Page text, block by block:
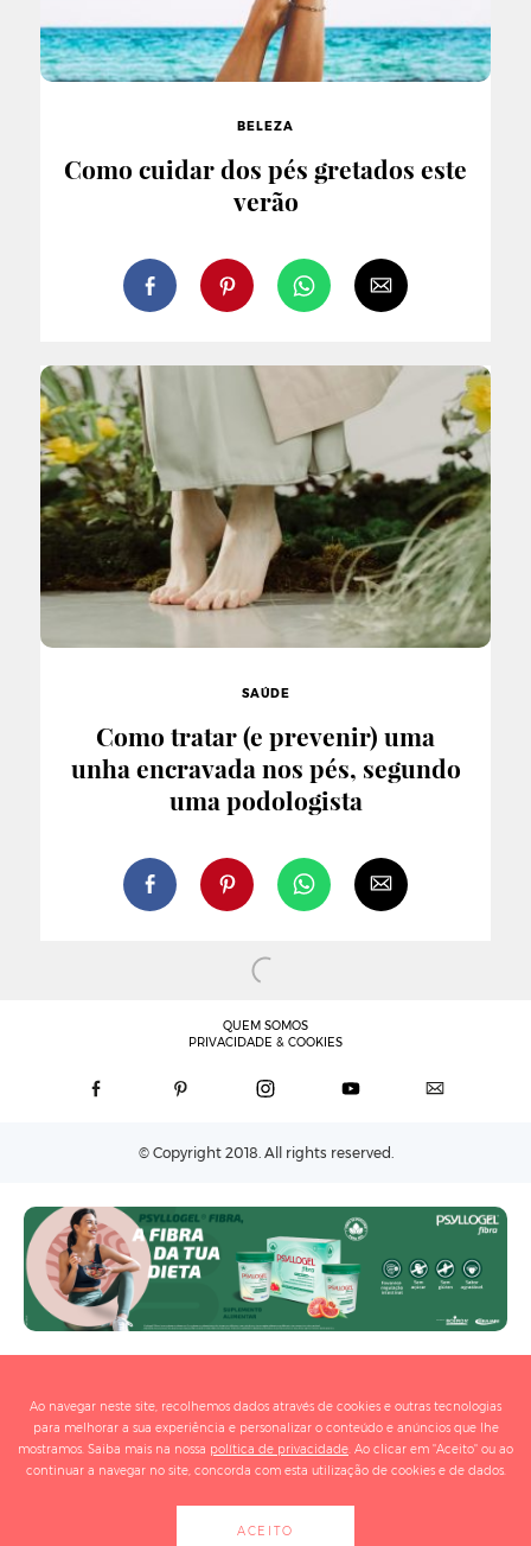
BELEZA
Como cuidar dos pés gretados este
verão
SAÚDE
Como tratar (e prevenir) uma
unha encravada nos pés, segundo
uma podologista
QUEM SOMOS
PRIVACIDADE & COOKIES
© Copyright 2018. All rights reserved.
Ao navegar neste site, recolhemos dados através de cookies e outras tecnologias
para melhorar a sua experiência e personalizar o conteúdo e anúncios que lhe
mostramos. Saiba mais na nossa política de privacidade. Ao clicar em "Aceito" ou ao
continuar a navegar no site, concorda com esta utilização de cookies e de dados.
ACEITO